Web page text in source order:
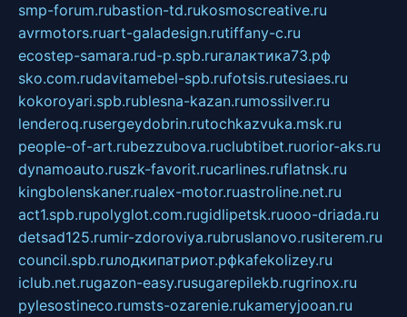
smp-forum.rubastion-td.rukosmoscreative.ru
avrmotors.ruart-galadesign.rutiffany-c.ru
ecostep-samara.rud-p.spb.ruгалактика73.рф
sko.com.rudavitamebel-spb.rufotsis.rutesiaes.ru
kokoroyari.spb.rublesna-kazan.rumossilver.ru
lenderoq.rusergeydobrin.rutochkazvuka.msk.ru
people-of-art.rubezzubova.ruclubtibet.ruorior-aks.ru
dynamoauto.ruszk-favorit.rucarlines.ruflatnsk.ru
kingbolenskaner.rualex-motor.ruastroline.net.ru
act1.spb.rupolyglot.com.rugidlipetsk.ruooo-driada.ru
detsad125.rumir-zdoroviya.rubruslanovo.rusiterem.ru
council.spb.ruлодкипатриот.рфkafekolizey.ru
iclub.net.rugazon-easy.rusugarepilekb.rugrinox.ru
pylesostineco.rumsts-ozarenie.rukameryjooan.ru